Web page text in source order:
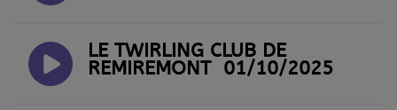
LE TWIRLING CLUB DE
REMIREMONT 01/10/2025